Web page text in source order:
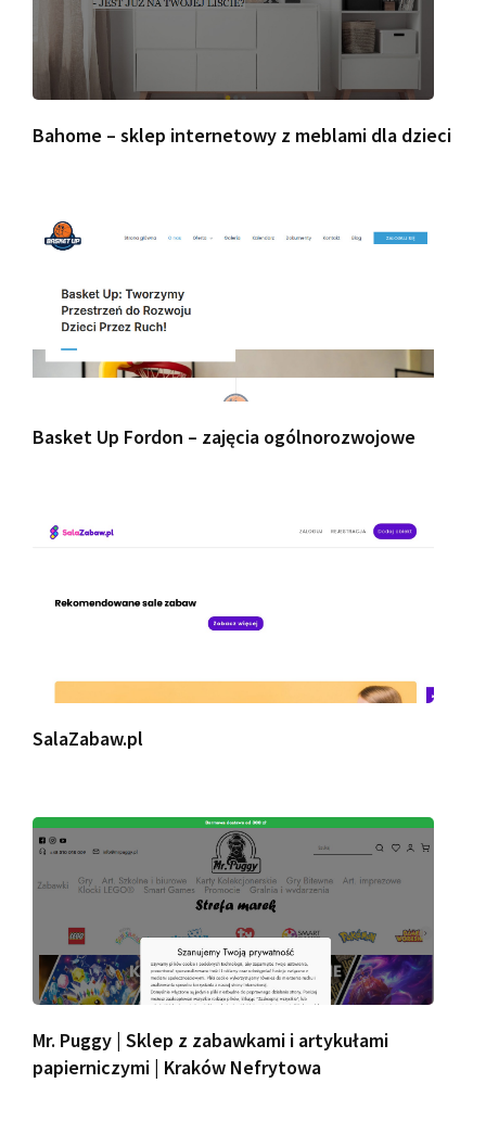
Bahome – sklep internetowy z meblami dla dzieci
Basket Up Fordon – zajęcia ogólnorozwojowe
SalaZabaw.pl
Mr. Puggy | Sklep z zabawkami i artykułami
papierniczymi | Kraków Nefrytowa